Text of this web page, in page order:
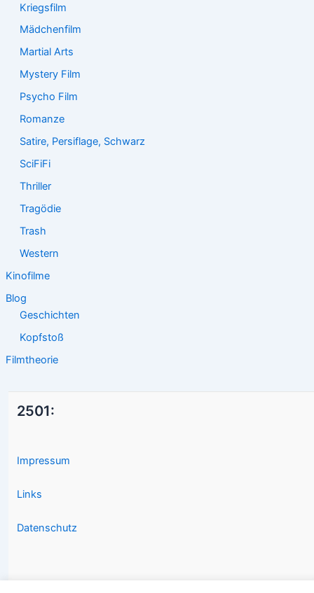
Kriegsfilm
Mädchenfilm
Martial Arts
Mystery Film
Psycho Film
Romanze
Satire, Persiflage, Schwarz
SciFiFi
Thriller
Tragödie
Trash
Western
Kinofilme
Blog
Geschichten
Kopfstoß
Filmtheorie
2501:
Impressum
Links
Datenschutz